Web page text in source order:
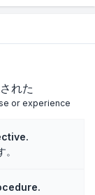
れた
or experience